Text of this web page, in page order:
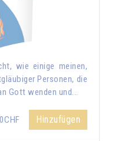
wie einige meinen,
Personen, die
Gott wenden und...
Hinzufügen